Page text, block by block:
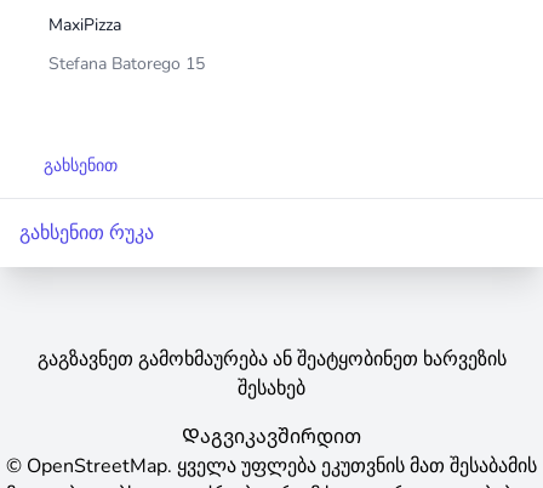
MaxiPizza
Stefana Batorego 15
გახსენით
გახსენით რუკა
გაგზავნეთ გამოხმაურება ან შეატყობინეთ ხარვეზის
შესახებ
Დაგვიკავშირდით
© OpenStreetMap. ყველა უფლება ეკუთვნის მათ შესაბამის